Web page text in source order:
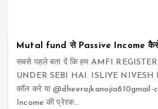
Mutal fund से Passive Income कैसे
सबसे पहले बता दें कि हम AMFI
UNDER SEBI HAI. ISLIYE NIVESH
कॉल करे या @dheerajkanojia810gmail-
Income की प्रेरक…